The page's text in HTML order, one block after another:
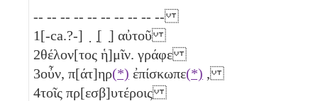
-- -- -- -- -- -- -- -- -- --
1[-ca.?-] ̣ ̣[ ̣] αὐτοῦ
2θέλον[τος ἡ]μῖν. γράφε
3οὖν, π[άτ]ηρ(*) ἐπίσκωπε(*) ,
4τοῖς πρ[εσβ]υτέροις